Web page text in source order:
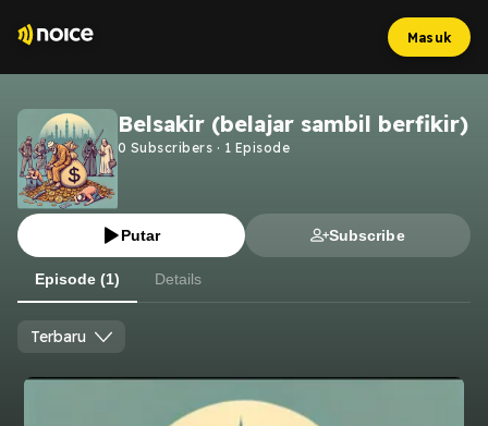
Masuk
Belsakir (belajar sambil berfikir)
0 Subscribers · 1 Episode
Putar Subscribe
Episode (1) Details
Terbaru